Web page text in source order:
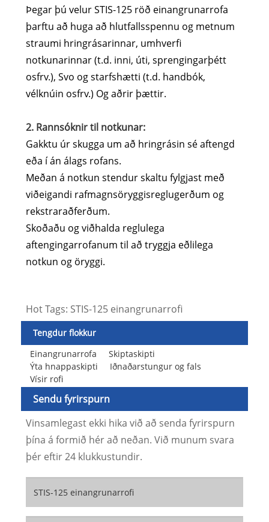
Þegar þú velur STIS-125 röð einangrunarrofa
þarftu að huga að hlutfallsspennu og metnum
straumi hringrásarinnar, umhverfi
notkunarinnar (t.d. inni, úti, sprengingarþétt
osfrv.), Svo og starfshætti (t.d. handbók,
vélknúin osfrv.) Og aðrir þættir.
2. Rannsóknir til notkunar:
Gakktu úr skugga um að hringrásin sé aftengd
eða í án álags rofans.
Meðan á notkun stendur skaltu fylgjast með
viðeigandi rafmagnsöryggisreglugerðum og
rekstraraðferðum.
Skoðaðu og viðhalda reglulega
aftengingarrofanum til að tryggja eðlilega
notkun og öryggi.
Hot Tags: STIS-125 einangrunarrofi
Tengdur flokkur
Einangrunarrofa
Skiptaskipti
Ýta hnappaskipti
Iðnaðarstungur og fals
Vísir rofi
Sendu fyrirspurn
Vinsamlegast ekki hika við að senda fyrirspurn
þína á formið hér að neðan. Við munum svara
þér eftir 24 klukkustundir.